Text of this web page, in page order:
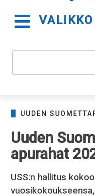
VALIKKO
UUDEN
Uuden
apurahat
USS:n hallitus